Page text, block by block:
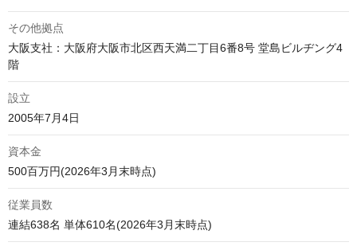
その他拠点
大阪支社：大阪府大阪市北区西天満二丁目6番8号 堂島ビルヂング4
設立
資本金
500百万円(2026年3月末時点)
従業員数
連結638名 単体610名(2026年3月末時点)